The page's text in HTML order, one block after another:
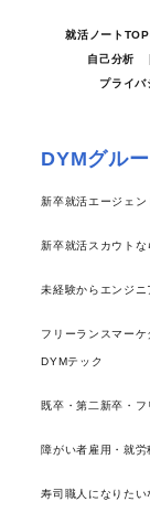
就活ノート
自己分析
プライバ
DYMグル
新卒就活エージェ
新卒就活スカウトな
未経験からエンジ
フリーランスマー
DYMテック
既卒・第二新卒・
障がい者雇用・就
寿司職人になりたい